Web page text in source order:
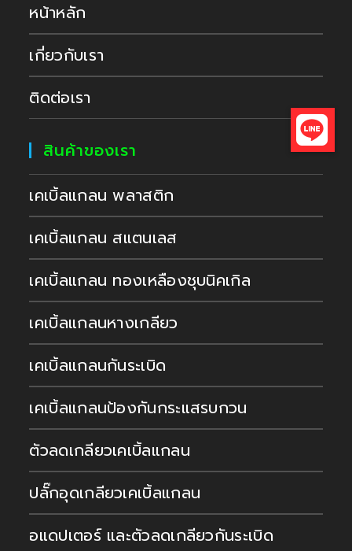
หน้าหลัก
เกี่ยวกับเรา
ติดต่อเรา
สินค้าของเรา
เคเบิ้ลแกลน พลาสติก
เคเบิ้ลแกลน สแตนเลส
เคเบิ้ลแกลน ทองเหลืองชุบนิคเกิล
เคเบิ้ลแกลนหางเกลียว
เคเบิ้ลแกลนกันระเบิด
เคเบิ้ลแกลนป้องกันกระแสรบกวน
ตัวลดเกลียวเคเบิ้ลแกลน
ปลั๊กอุดเกลียวเคเบิ้ลแกลน
อแดปเตอร์ และตัวลดเกลียวกันระเบิด